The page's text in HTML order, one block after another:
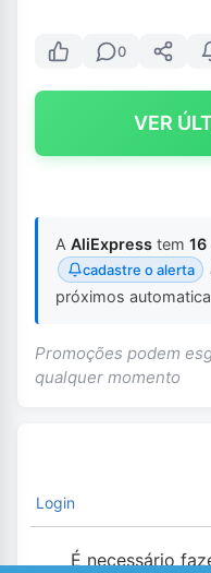
0
VER
A AliExpress tem
cadastre o alerta
próximos
Promoções podem
qualquer momento
Login
É necessário